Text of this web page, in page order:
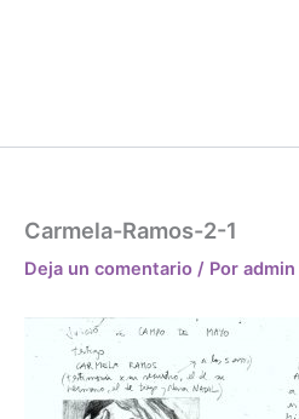
Carmela-Ramos-2-1
Deja un comentario / Por admin